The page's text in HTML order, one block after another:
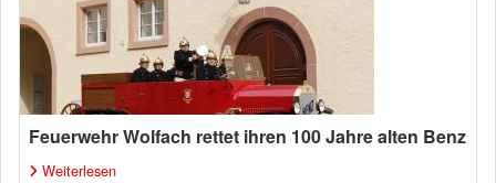
Feuerwehr Wolfach rettet ihren 100 Jahre alten Benz
Weiterlesen